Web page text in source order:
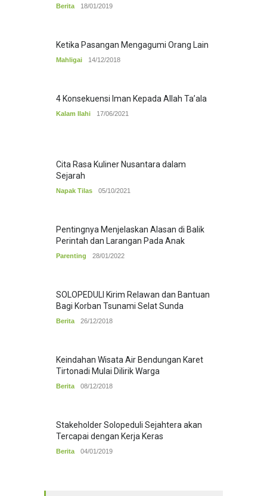
Berita 18/01/2019
Ketika Pasangan Mengagumi Orang Lain
Mahligai 14/12/2018
4 Konsekuensi Iman Kepada Allah Ta’ala
Kalam Ilahi 17/06/2021
Cita Rasa Kuliner Nusantara dalam
Sejarah
Napak Tilas 05/10/2021
Pentingnya Menjelaskan Alasan di Balik
Perintah dan Larangan Pada Anak
Parenting 28/01/2022
SOLOPEDULI Kirim Relawan dan Bantuan
Bagi Korban Tsunami Selat Sunda
Berita 26/12/2018
Keindahan Wisata Air Bendungan Karet
Tirtonadi Mulai Dilirik Warga
Berita 08/12/2018
Stakeholder Solopeduli Sejahtera akan
Tercapai dengan Kerja Keras
Berita 04/01/2019